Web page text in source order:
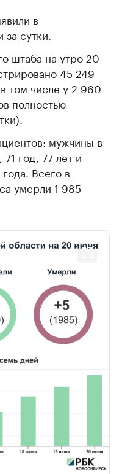
в
сутки.
штаба на утро 20
45 249
том числе у 2 960
полностью
мужчины в
год, 77 лет и
Всего в
умерли 1 985